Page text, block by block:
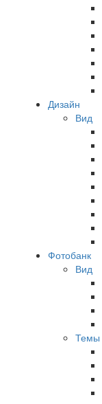
Дизайн
Вид
Фотобанк
Вид
Темы